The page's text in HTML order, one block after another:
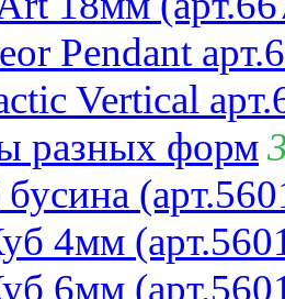
Pendant
Vertical
разных форм
4мм
6мм